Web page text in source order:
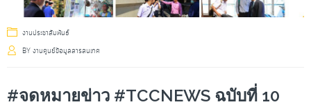
งานประชาสัมพันธ์
BY งานศูนย์ข้อมูลสารสนเทศ
#จดหมายข่าว #TCCNEWS ฉบับที่ 10